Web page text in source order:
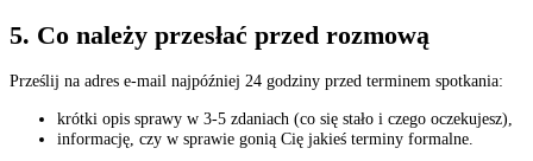
5. Co należy przesłać przed rozmową
Prześlij na adres e-mail najpóźniej 24 godziny przed terminem spotkania:
krótki opis sprawy w 3-5 zdaniach (co się stało i czego oczekujesz),
informację, czy w sprawie gonią Cię jakieś terminy formalne.